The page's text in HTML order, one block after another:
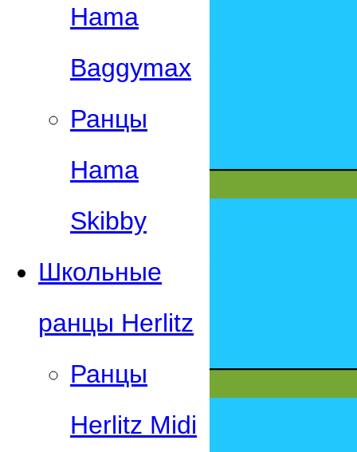
Hama
Baggymax
Ранцы
Hama
Skibby
Школьные
ранцы Herlitz
Ранцы
Herlitz Midi